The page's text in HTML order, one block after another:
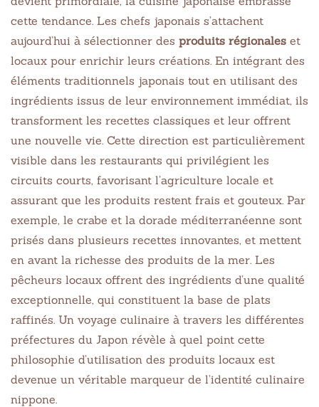
cette tendance. Les chefs japonais s’attachent
aujourd’hui à sélectionner des produits régionales et
locaux pour enrichir leurs créations. En intégrant des
éléments traditionnels japonais tout en utilisant des
ingrédients issus de leur environnement immédiat, ils
transforment les recettes classiques et leur offrent
une nouvelle vie. Cette direction est particulièrement
visible dans les restaurants qui privilégient les
circuits courts, favorisant l’agriculture locale et
assurant que les produits restent frais et gouteux. Par
exemple, le crabe et la dorade méditerranéenne sont
prisés dans plusieurs recettes innovantes, et mettent
en avant la richesse des produits de la mer. Les
pêcheurs locaux offrent des ingrédients d’une qualité
exceptionnelle, qui constituent la base de plats
raffinés. Un voyage culinaire à travers les différentes
préfectures du Japon révèle à quel point cette
philosophie d’utilisation des produits locaux est
devenue un véritable marqueur de l’identité culinaire
nippone.